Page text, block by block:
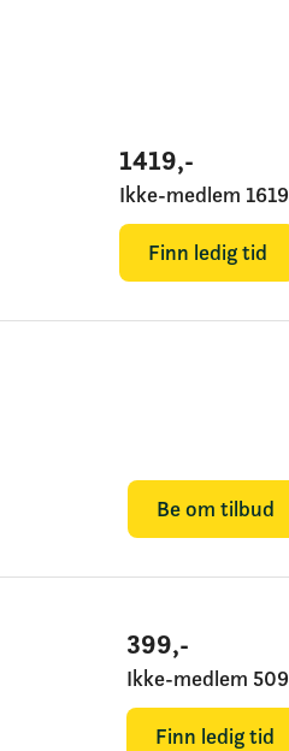
1419,-
Ikke-medlem 1619
Finn ledig tid
Be om tilbud
399,-
Ikke-medlem 509
Finn ledig tid